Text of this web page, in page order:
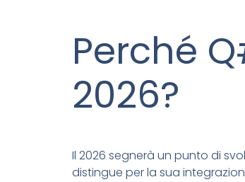
Perché
2026?
Il 2026 segnerà un punto di
distingue per la sua